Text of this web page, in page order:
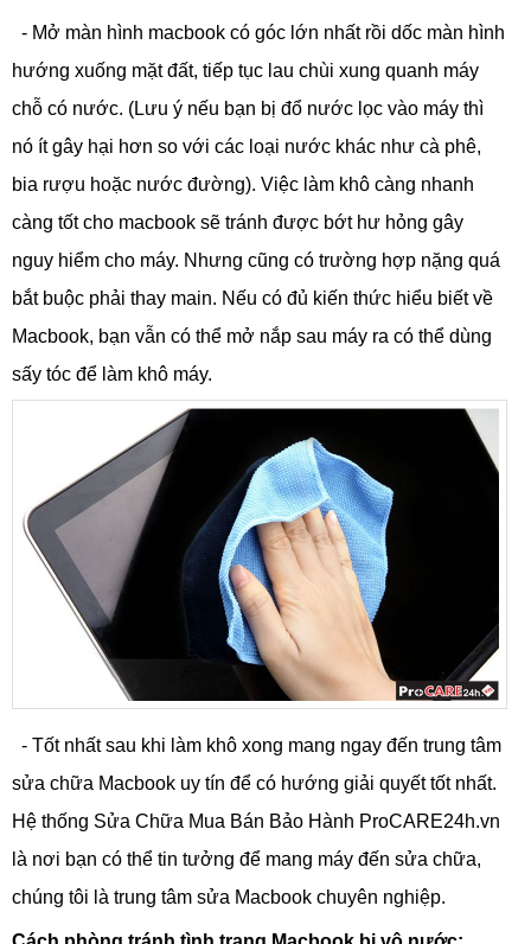
- Mở màn hình macbook có góc lớn nhất rồi dốc màn hình
hướng xuống mặt đất, tiếp tục lau chùi xung quanh máy
chỗ có nước. (Lưu ý nếu bạn bị đổ nước lọc vào máy thì
nó ít gây hại hơn so với các loại nước khác như cà phê,
bia rượu hoặc nước đường). Việc làm khô càng nhanh
càng tốt cho macbook sẽ tránh được bớt hư hỏng gây
nguy hiểm cho máy. Nhưng cũng có trường hợp nặng quá
bắt buộc phải thay main. Nếu có đủ kiến thức hiểu biết về
Macbook, bạn vẫn có thể mở nắp sau máy ra có thể dùng
sấy tóc để làm khô máy.
- Tốt nhất sau khi làm khô xong mang ngay đến trung tâm
sửa chữa Macbook uy tín để có hướng giải quyết tốt nhất.
Hệ thống Sửa Chữa Mua Bán Bảo Hành ProCARE24h.vn
là nơi bạn có thể tin tưởng để mang máy đến sửa chữa,
chúng tôi là trung tâm sửa Macbook chuyên nghiệp.